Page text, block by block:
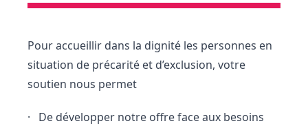
Pour accueillir dans la dignité les personnes en
situation de précarité et d’exclusion, votre
soutien nous permet
· De développer notre offre face aux besoins